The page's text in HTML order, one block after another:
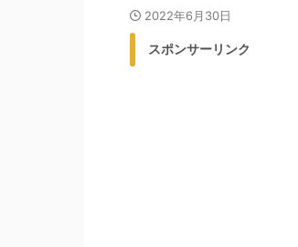
2022年6月30日
スポンサーリンク